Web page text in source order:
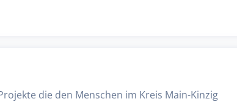
die den Menschen im Kreis Main-Kinzig